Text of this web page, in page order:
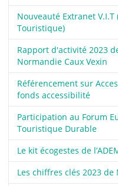
Nouveauté Extranet
Touristique)
Rapport d'activité 2023
Normandie Caux Vexin
Référencement sur
fonds accessibilité
Participation au Forum
Touristique Durable
Le kit écogestes de
Les chiffres clés 2023